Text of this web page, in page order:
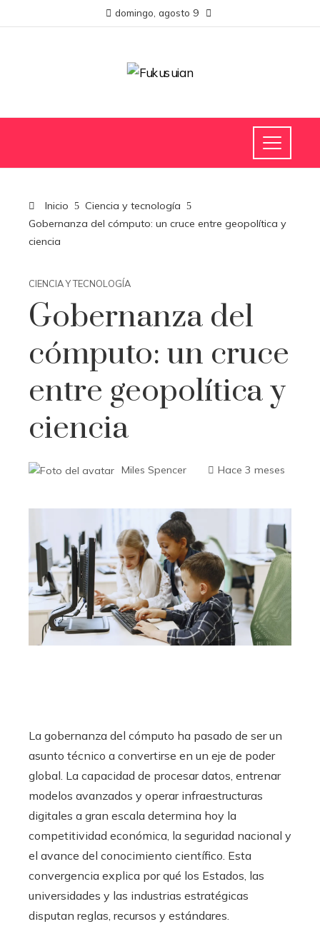
domingo, agosto 9
Inicio
Ciencia y tecnología
Gobernanza del cómputo: un cruce entre geopolítica y
ciencia
CIENCIA Y TECNOLOGÍA
Gobernanza del
cómputo: un cruce
entre geopolítica y
ciencia
Miles Spencer Hace 3 meses
La gobernanza del cómputo ha pasado de ser un
asunto técnico a convertirse en un eje de poder
global. La capacidad de procesar datos, entrenar
modelos avanzados y operar infraestructuras
digitales a gran escala determina hoy la
competitividad económica, la seguridad nacional y
el avance del conocimiento científico. Esta
convergencia explica por qué los Estados, las
universidades y las industrias estratégicas
disputan reglas, recursos y estándares.